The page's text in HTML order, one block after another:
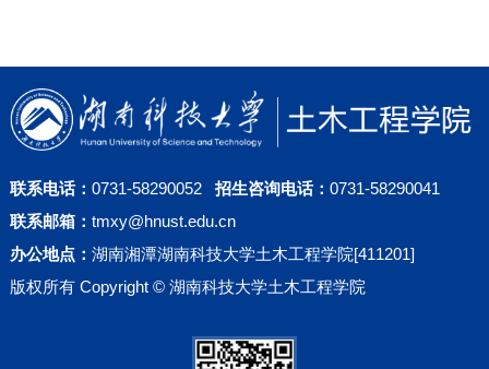
联系电话： 0731-58290052 招生咨询电话： 0731-58290041
联系邮箱： tmxy@hnust.edu.cn
办公地点： 湖南湘潭湖南科技大学土木工程学院[411201]
版权所有 Copyright © 湖南科技大学土木工程学院